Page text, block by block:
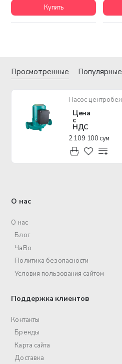
Купить
Просмотренные Популярные
Цена
с
НДС
2 109 100 сум
О нас
О нас
Блог
ЧаВо
Политика безопасности
Условия пользования сайтом
Поддержка клиентов
Контакты
Бренды
Карта сайта
Доставка